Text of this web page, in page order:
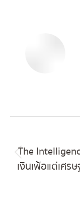
navigation
The
เงินเฟ้อแต่เศร